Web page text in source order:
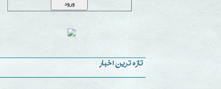
تازه ترین اخبار